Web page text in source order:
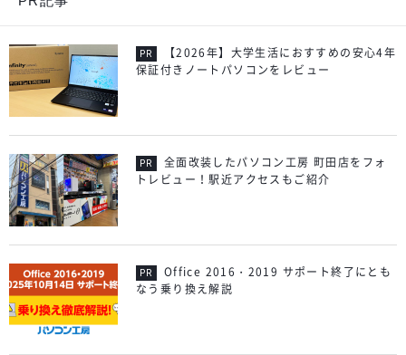
【2026年】大学生活におすすめの安心4年
保証付きノートパソコンをレビュー
全面改装したパソコン工房 町田店をフォ
トレビュー！駅近アクセスもご紹介
Office 2016・2019 サポート終了にとも
なう乗り換え解説